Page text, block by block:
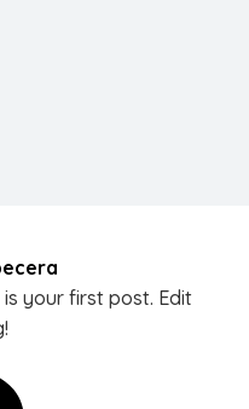
is your first post. Edit